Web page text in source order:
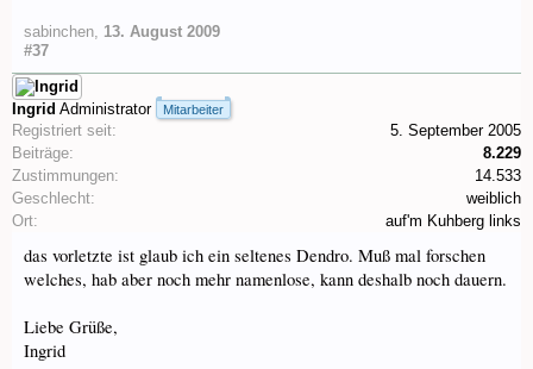
sabinchen, 13. August 2009
#37
Ingrid Administrator Mitarbeiter
Registriert seit:
5. September 2005
Beiträge:
8.229
Zustimmungen:
14.533
Geschlecht:
weiblich
Ort:
auf'm Kuhberg links
das vorletzte ist glaub ich ein seltenes Dendro. Muß mal forschen
welches, hab aber noch mehr namenlose, kann deshalb noch dauern.
Liebe Grüße,
Ingrid